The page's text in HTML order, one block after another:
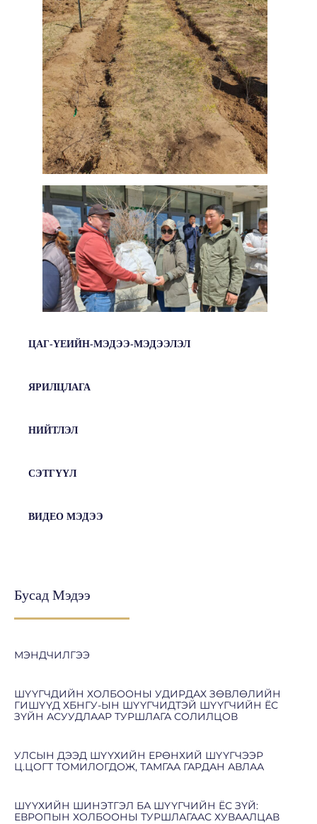
ЦАГ-ҮЕИЙН-МЭДЭЭ-МЭДЭЭЛЭЛ
ЯРИЛЦЛАГА
НИЙТЛЭЛ
СЭТГҮҮЛ
ВИДЕО МЭДЭЭ
Бусад Мэдээ
МЭНДЧИЛГЭЭ
ШҮҮГЧДИЙН ХОЛБООНЫ УДИРДАХ ЗӨВЛӨЛИЙН
ГИШҮҮД ХБНГУ-ЫН ШҮҮГЧИДТЭЙ ШҮҮГЧИЙН ЁС
ЗҮЙН АСУУДЛААР ТУРШЛАГА СОЛИЛЦОВ
УЛСЫН ДЭЭД ШҮҮХИЙН ЕРӨНХИЙ ШҮҮГЧЭЭР
Ц.ЦОГТ ТОМИЛОГДОЖ, ТАМГАА ГАРДАН АВЛАА
ШҮҮХИЙН ШИНЭТГЭЛ БА ШҮҮГЧИЙН ЁС ЗҮЙ:
ЕВРОПЫН ХОЛБООНЫ ТУРШЛАГААС ХУВААЛЦАВ